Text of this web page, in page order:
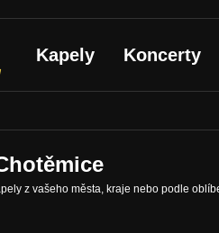
Kapely Koncerty
z vašeho města, kraje nebo podle